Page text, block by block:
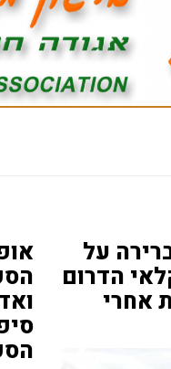
על
הדרום
אחרי